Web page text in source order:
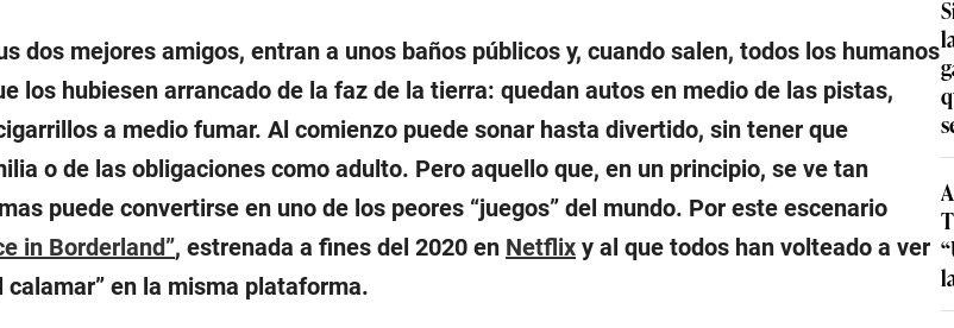
dos mejores amigos, entran a unos baños públicos y, cuando salen, todos los humanos
los hubiesen arrancado de la faz de la tierra: quedan autos en medio de las pistas,
a medio fumar. Al comienzo puede sonar hasta divertido, sin tener que
o de las obligaciones como adulto. Pero aquello que, en un principio, se ve tan
puede convertirse en uno de los peores “juegos” del mundo. Por este escenario
in Borderland”, estrenada a fines del 2020 en Netflix y al que todos han volteado a ver
calamar” en la misma plataforma.